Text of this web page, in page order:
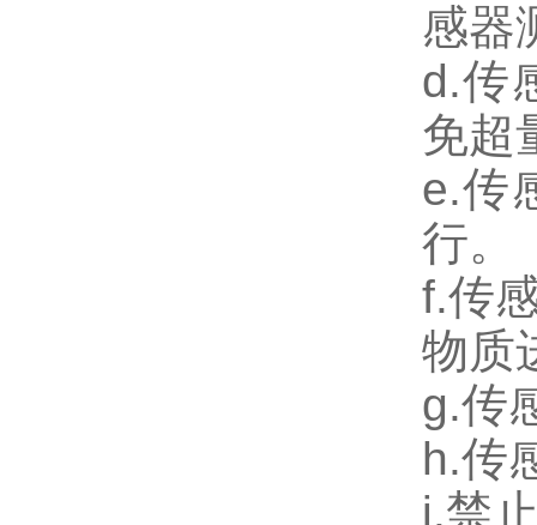
感器
d.传
免超
e.传
行。
f.传
物质
g.传
h.传
i.禁